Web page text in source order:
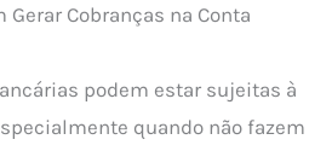
Gerar Cobranças na Conta
podem estar sujeitas à
quando não fazem